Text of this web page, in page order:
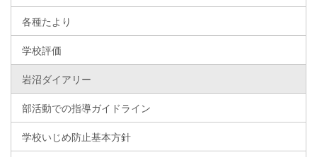
各種たより
学校評価
岩沼ダイアリー
部活動での指導ガイドライン
学校いじめ防止基本方針